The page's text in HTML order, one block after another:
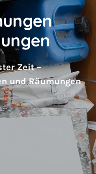
Zeit –
und Räumungen